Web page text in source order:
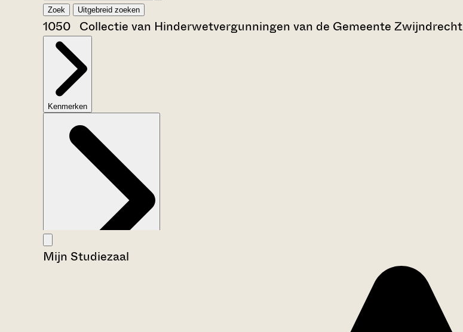
Zoek Uitgebreid zoeken
1050 Collectie van Hinderwetvergunningen van de Gemeente Zwijndrecht
Kenmerken
Mijn Studiezaal